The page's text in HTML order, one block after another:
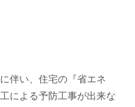
伴い、住宅の『省エネ
による予防工事が出来な